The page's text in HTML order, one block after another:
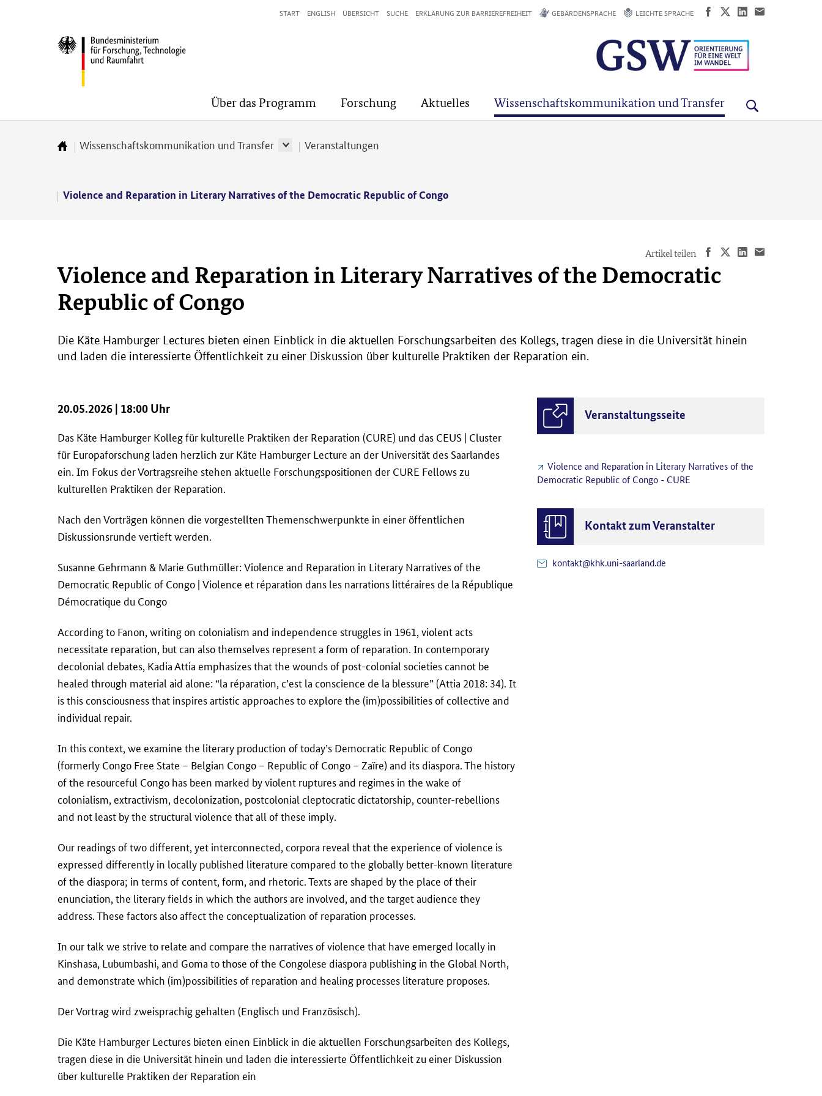
BMFTR
Über das Programm Forschung Aktuelles Wissenschaftskommunikation und Transfer
START ENGLISH ÜBERSICHT SUCHE ERKLÄRUNG ZUR BARRIEREFREIHEIT GEBÄRDENSPRACHE LEICHTE SPRACHE
Zur
Wissenschaftskommunikation und Transfer Veranstaltungen
Violence and Reparation in Literary Narratives of the Democratic Republic of Congo
Artikel teilen
Violence and Reparation in Literary Narratives of the Democratic
Republic of Congo
Die Käte Hamburger Lectures bieten einen Einblick in die aktuellen Forschungsarbeiten des Kollegs, tragen diese in die Universität hinein
und laden die interessierte Öffentlichkeit zu einer Diskussion über kulturelle Praktiken der Reparation ein.
20.05.2026 | 18:00 Uhr
Das Käte Hamburger Kolleg für kulturelle Praktiken der Reparation (CURE) und das CEUS | Cluster
für Europaforschung laden herzlich zur Käte Hamburger Lecture an der Universität des Saarlandes
ein. Im Fokus der Vortragsreihe stehen aktuelle Forschungspositionen der CURE Fellows zu
kulturellen Praktiken der Reparation.
Nach den Vorträgen können die vorgestellten Themenschwerpunkte in einer öffentlichen
Diskussionsrunde vertieft werden.
Susanne Gehrmann & Marie Guthmüller:Violence and Reparation in Literary Narratives of the
Democratic Republic of Congo | Violence et réparation dans les narrations littéraires de la République
Démocratique du Congo
According to Fanon, writing on colonialism and independence struggles in 1961, violent acts
necessitate reparation, but can also themselves represent a form of reparation. In contemporary
decolonial debates, Kadia Attia emphasizes that the wounds of post-colonial societies cannot be
healed through material aid alone: “la réparation, c’est la conscience de la blessure” (Attia 2018: 34). It
is this consciousness that inspires artistic approaches to explore the (im)possibilities of collective and
individual repair.
In this context, we examine the literary production of today’s Democratic Republic of Congo
(formerly Congo Free State – Belgian Congo – Republic of Congo – Zaïre) and its diaspora. The history
of the resourceful Congo has been marked by violent ruptures and regimes in the wake of
colonialism, extractivism, decolonization, postcolonial cleptocratic dictatorship, counter-rebellions
and not least by the structural violence that all of these imply.
Our readings of two different, yet interconnected, corpora reveal that the experience of violence is
expressed differently in locally published literature compared to the globally better-known literature
of the diaspora; in terms of content, form, and rhetoric. Texts are shaped by the place of their
enunciation, the literary fields in which the authors are involved, and the target audience they
address. These factors also affect the conceptualization of reparation processes.
In our talk we strive to relate and compare the narratives of violence that have emerged locally in
Kinshasa, Lubumbashi, and Goma to those of the Congolese diaspora publishing in the Global North,
and demonstrate which (im)possibilities of reparation and healing processes literature proposes.
Der Vortrag wird zweisprachig gehalten (Englisch und Französisch).
Die Käte Hamburger Lectures bieten einen Einblick in die aktuellen Forschungsarbeiten des Kollegs,
tragen diese in die Universität hinein und laden die interessierte Öffentlichkeit zu einer Diskussion
über kulturelle Praktiken der Reparation ein
Veranstaltungsseite
Violence and Reparation in Literary Narratives of the
Democratic Republic of Congo - CURE
Kontakt zum Veranstalter
kontakt@khk.uni-saarland.de